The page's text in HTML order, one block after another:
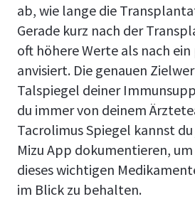
ab, wie lange die
Gerade kurz nach der
oft höhere Werte als nach
anvisiert. Die genauen
Talspiegel deiner
du immer von deinem
Tacrolimus Spiegel kannst
Mizu App dokumentieren,
dieses wichtigen
im Blick zu behalten.